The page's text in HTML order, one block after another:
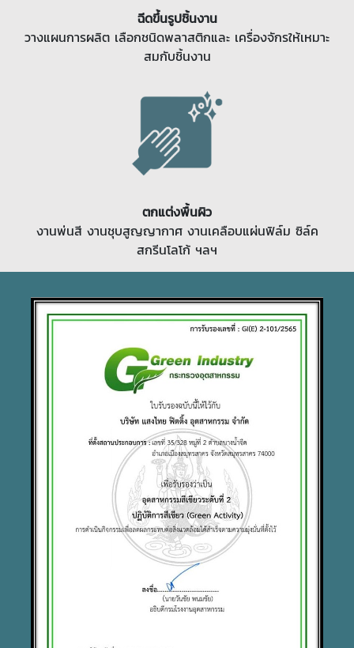
ฉีดขึ้นรูปชิ้นงาน
วางแผนการผลิต เลือกชนิดพลาสติกและ เครื่องจักรให้เหมาะ
สมกับชิ้นงาน
ตกแต่งพื้นผิว
งานพ่นสี งานชุบสูญญากาศ งานเคลือบแผ่นฟิล์ม ซิล์ค
สกรีนโลโก้ ฯลฯ